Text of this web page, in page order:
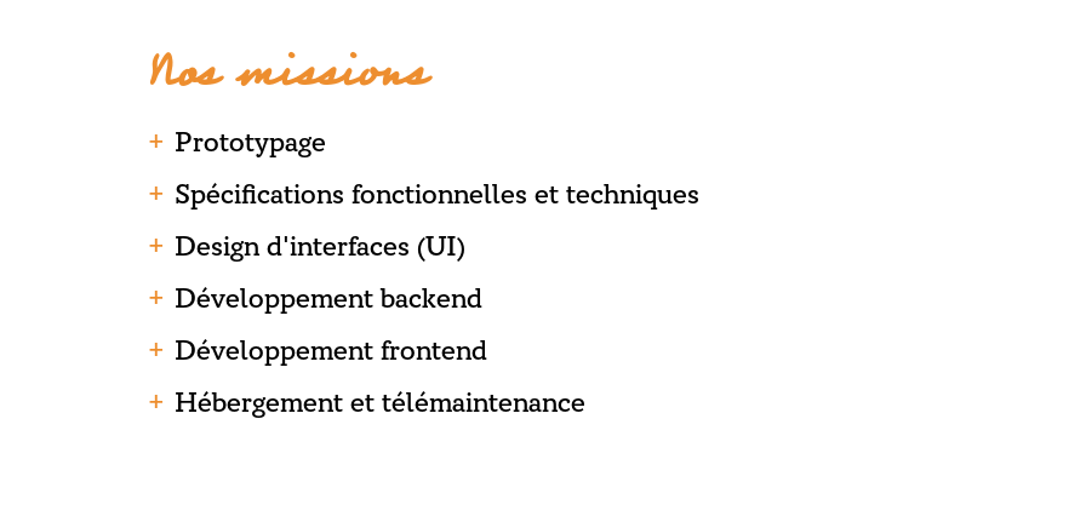
Nos missions
Prototypage
Spécifications fonctionnelles et techniques
Design d'interfaces (UI)
Développement backend
Développement frontend
Hébergement et télémaintenance